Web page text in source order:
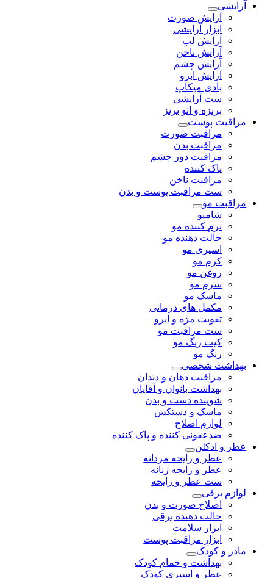
آرایشی
آرایش صورت
ابزار آرایشی
آرایش لب
آرایش ناخن
آرایش چشم
آرایش ابرو
بادی میکاپ
ست آرایشی
برنزه و اتو برنز
مراقبت پوست
مراقبت صورت
مراقبت بدن
مراقبت دور چشم
پاک کننده
مراقبت ناخن
ست مراقبت پوست و بدن
مراقبت مو
شامپو
نرم کننده مو
حالت دهنده مو
اسپری مو
کرم مو
روغن مو
سرم مو
ماسک مو
مکمل های درمانی
تقویت مژه و ابرو
ست مراقبت مو
کیت رنگ مو
رنگ مو
بهداشت شخصی
مراقبت دهان و دندان
بهداشت بانوان و آقایان
شوینده دست و بدن
ماسک و دستکش
لوازم اصلاح
ضدعفونی کننده و پاک کننده
عطر و ادکلن
عطر و رایحه مردانه
عطر و رایحه زنانه
ست عطر و رایحه
لوازم برقی
اصلاح صورت و بدن
حالت دهنده برقی
ابزار سلامت
ابزار مراقبت پوست
مادر و کودک
بهداشت و حمام کودک
عطر و اسپری کودک